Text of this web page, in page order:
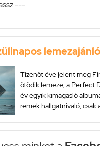
lemezajánló
Tizenöt éve jelent meg
ötödik lemeze, a Perfect
év egyik kimagasló
remek hallgatnivaló, csak